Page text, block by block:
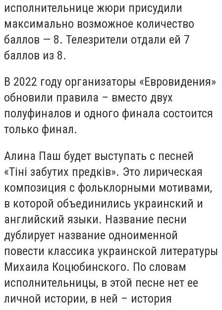
исполнительнице жюри присудили
максимально возможное количество
баллов — 8. Телезрители отдали ей 7
баллов из 8.
В 2022 году организаторы «Евровидения»
обновили правила – вместо двух
полуфиналов и одного финала состоится
только финал.
Алина Паш будет выступать с песней
«Тіні забутих предків». Это лирическая
композиция с фольклорными мотивами,
в которой объединились украинский и
английский языки. Название песни
дублирует название одноименной
повести классика украинской литературы
Михаила Коцюбинского. По словам
исполнительницы, в этой песне нет ее
личной истории, в ней – история